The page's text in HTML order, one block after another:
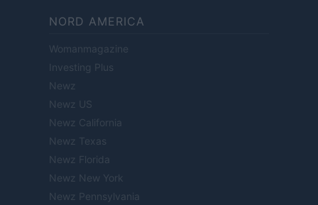
NORD AMERICA
Womanmagazine
Investing Plus
Newz
Newz US
Newz California
Newz Texas
Newz Florida
Newz New York
Newz Pennsylvania